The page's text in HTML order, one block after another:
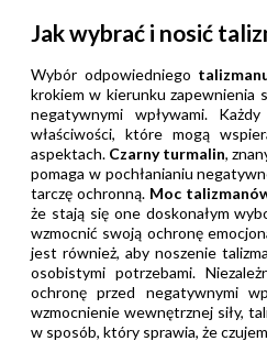
Jak wybrać i nosić
Wybór odpowiedniego
krokiem w kierunku zapewnienia
negatywnymi wpływami.
właściwości, które mogą
aspektach. Czarny turmalin,
pomaga w pochłanianiu
tarczę ochronną. Moc
że stają się one doskonałym
wzmocnić swoją ochronę
jest również, aby noszenie
osobistymi potrzebami.
ochronę przed negatywnymi
wzmocnienie wewnętrznej siły,
w sposób, który sprawia, że